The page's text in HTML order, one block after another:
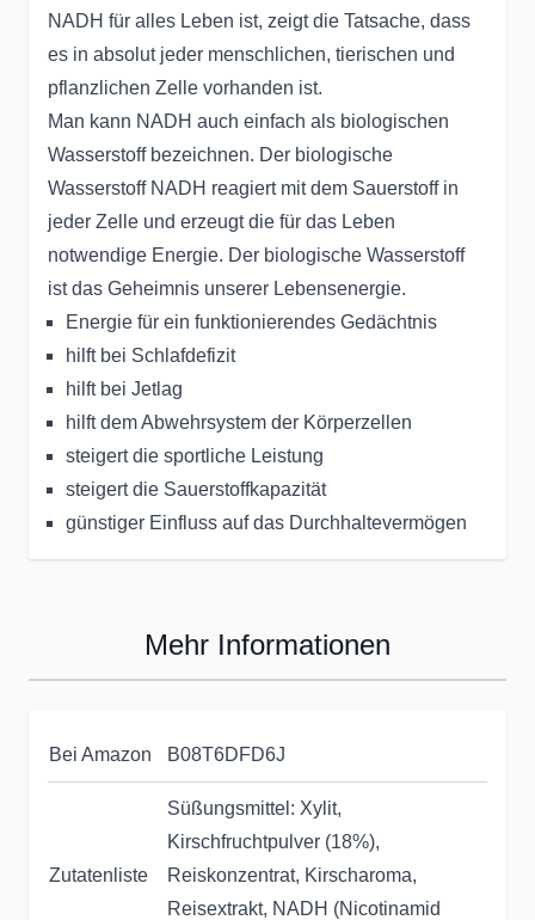
NADH für alles Leben ist, zeigt die Tatsache, dass
es in absolut jeder menschlichen, tierischen und
pflanzlichen Zelle vorhanden ist.
Man kann NADH auch einfach als biologischen
Wasserstoff bezeichnen. Der biologische
Wasserstoff NADH reagiert mit dem Sauerstoff in
jeder Zelle und erzeugt die für das Leben
notwendige Energie. Der biologische Wasserstoff
ist das Geheimnis unserer Lebensenergie.
Energie für ein funktionierendes Gedächtnis
hilft bei Schlafdefizit
hilft bei Jetlag
hilft dem Abwehrsystem der Körperzellen
steigert die sportliche Leistung
steigert die Sauerstoffkapazität
günstiger Einfluss auf das Durchhaltevermögen
Mehr Informationen
Bei Amazon B08T6DFD6J
Zutatenliste
Süßungsmittel: Xylit,
Kirschfruchtpulver (18%),
Reiskonzentrat, Kirscharoma,
Reisextrakt, NADH (Nicotinamid